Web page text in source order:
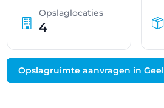
Opslaglocaties
4
Opslagruimte aanvragen in Geel